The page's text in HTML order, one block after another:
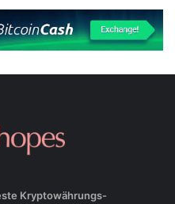
Kryptowährungs-